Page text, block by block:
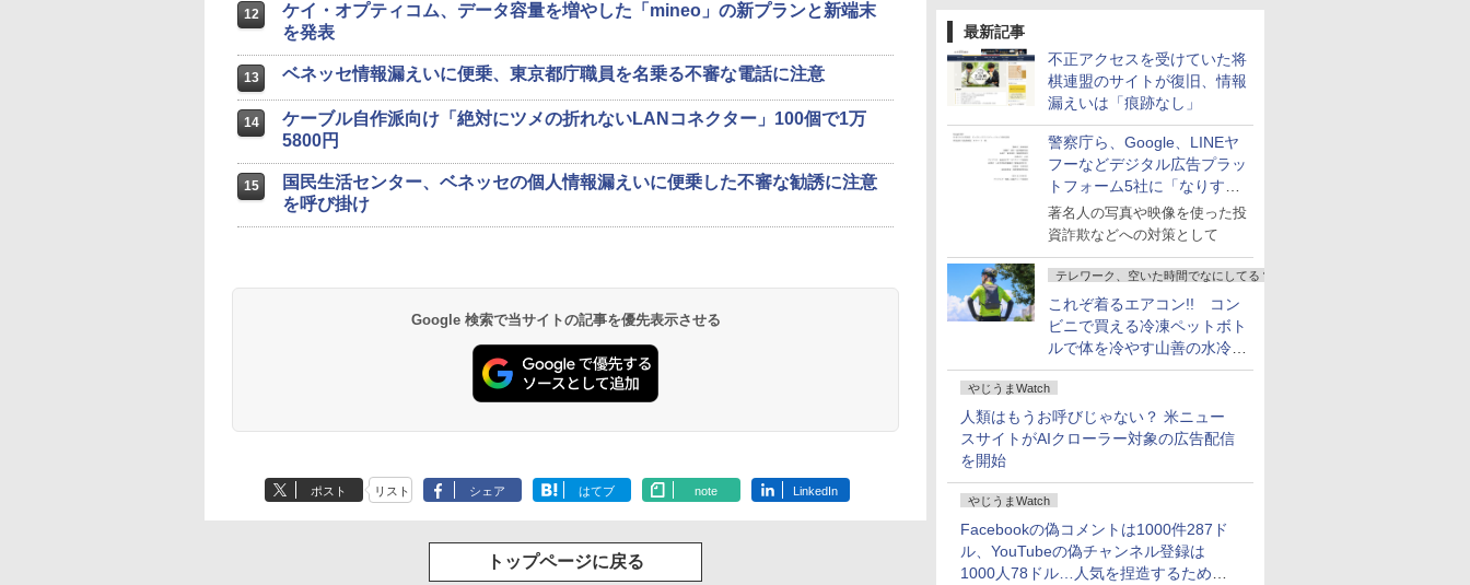
最新記事
不正アクセスを受けていた将
棋連盟のサイトが復旧、情報
漏えいは「痕跡なし」
警察庁ら、Google、LINEヤ
フーなどデジタル広告プラッ
トフォーム5社に「なりすま
し詐欺広告」対策強化を要請
著名人の写真や映像を使った投
資詐欺などへの対策として
テレワーク、空いた時間でなにしてる？
これぞ着るエアコン!! コン
ビニで買える冷凍ペットボト
ルで体を冷やす山善の水冷ベ
ストがロードバイクにちょう
どいい【ぼっち・ざ・ろー
ど！その14】
やじうまWatch
人類はもうお呼びじゃない？ 米ニュー
スサイトがAIクローラー対象の広告配信
を開始
やじうまWatch
Facebookの偽コメントは1000件287ド
ル、YouTubeの偽チャンネル登録は
1000人78ドル…人気を捏造するための
12
ケイ・オプティコム、データ容量を増やした「mineo」の新プランと新端末
を発表
13 ベネッセ情報漏えいに便乗、東京都庁職員を名乗る不審な電話に注意
14
ケーブル自作派向け「絶対にツメの折れないLANコネクター」100個で1万
5800円
15
国民生活センター、ベネッセの個人情報漏えいに便乗した不審な勧誘に注意
を呼び掛け
Google 検索で当サイトの記事を優先表示させる
ポスト リスト シェア はてブ note LinkedIn
トップページに戻る